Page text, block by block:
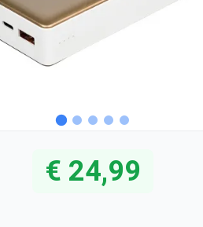
€ 24,99